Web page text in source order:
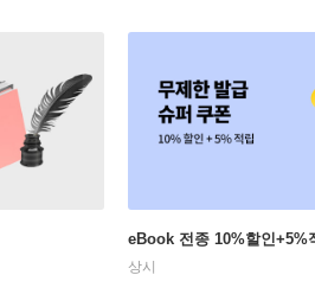
eBook 전종 10%할인+5%
상시